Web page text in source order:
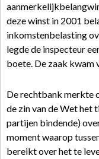
deze winst in 2001
inkomstenbelasting
legde de inspecteur
boete. De zaak kwam
De rechtbank merkte
de zin van de Wet het
partijen bindende)
moment waarop
bereikt over het te